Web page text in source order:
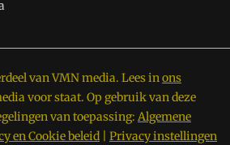
van VMN media. Lees inons
voor staat. Op gebruik van deze
van toepassing: Algemene
en Cookie beleid Privacy instellingen